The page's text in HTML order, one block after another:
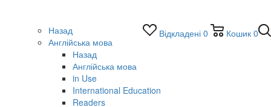
Відкладені 0 Кошик 0
Назад
Англійська мова
Назад
Англійська мова
in Use
International Education
Readers